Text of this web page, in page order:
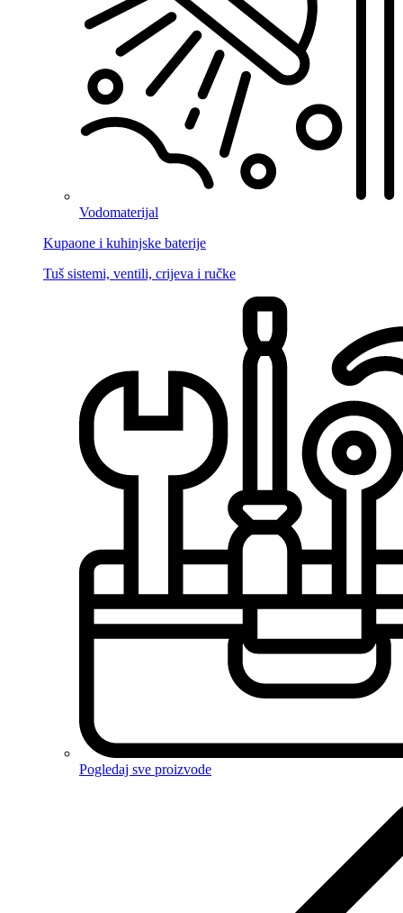
Vodomaterijal
Kupaone i kuhinjske baterije
Tuš sistemi, ventili, crijeva i ručke
Pogledaj sve proizvode